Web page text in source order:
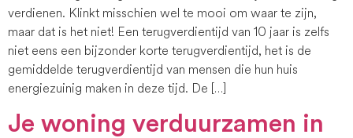
verdienen. Klinkt misschien wel te mooi om waar te zijn,
maar dat is het niet! Een terugverdientijd van 10 jaar is zelfs
niet eens een bijzonder korte terugverdientijd, het is de
gemiddelde terugverdientijd van mensen die hun huis
energiezuinig maken in deze tijd. De […]
Je woning verduurzamen in